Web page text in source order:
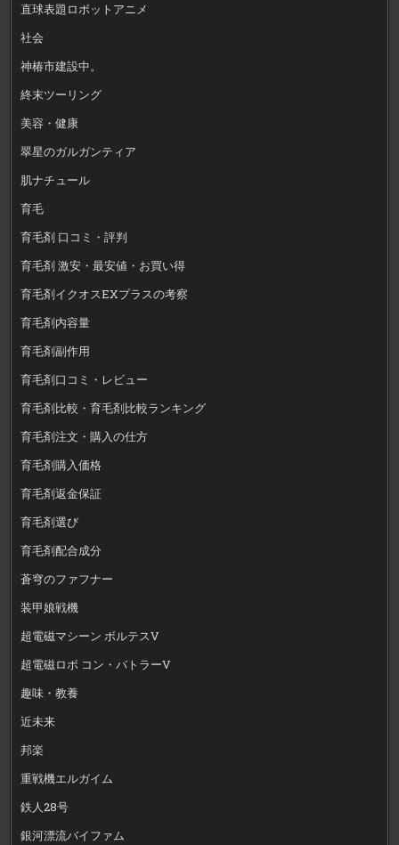
直球表題ロボットアニメ
社会
神椿市建設中。
終末ツーリング
美容・健康
翠星のガルガンティア
肌ナチュール
育毛
育毛剤 口コミ・評判
育毛剤 激安・最安値・お買い得
育毛剤イクオスEXプラスの考察
育毛剤内容量
育毛剤副作用
育毛剤口コミ・レビュー
育毛剤比較・育毛剤比較ランキング
育毛剤注文・購入の仕方
育毛剤購入価格
育毛剤返金保証
育毛剤選び
育毛剤配合成分
蒼穹のファフナー
装甲娘戦機
超電磁マシーン ボルテスV
超電磁ロボ コン・バトラーV
趣味・教養
近未来
邦楽
重戦機エルガイム
鉄人28号
銀河漂流バイファム